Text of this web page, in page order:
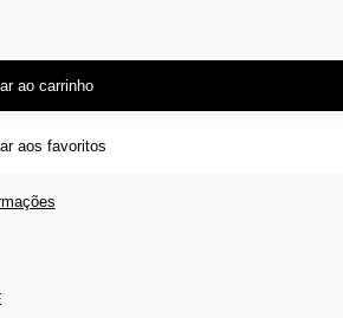
ao carrinho
aos favoritos